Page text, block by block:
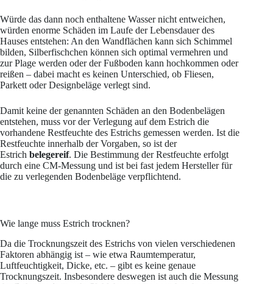
Würde das dann noch enthaltene Wasser nicht entweichen,
würden enorme Schäden im Laufe der Lebensdauer des
Hauses entstehen: An den Wandflächen kann sich Schimmel
bilden, Silberfischchen können sich optimal vermehren und
zur Plage werden oder der Fußboden kann hochkommen oder
reißen – dabei macht es keinen Unterschied, ob Fliesen,
Parkett oder Designbeläge verlegt sind.
Damit keine der genannten Schäden an den Bodenbelägen
entstehen, muss vor der Verlegung auf dem Estrich die
vorhandene Restfeuchte des Estrichs gemessen werden. Ist die
Restfeuchte innerhalb der Vorgaben, so ist der
Estrich belegereif. Die Bestimmung der Restfeuchte erfolgt
durch eine CM-Messung und ist bei fast jedem Hersteller für
die zu verlegenden Bodenbeläge verpflichtend.
Wie lange muss Estrich trocknen?
Da die Trocknungszeit des Estrichs von vielen verschiedenen
Faktoren abhängig ist – wie etwa Raumtemperatur,
Luftfeuchtigkeit, Dicke, etc. – gibt es keine genaue
Trocknungszeit. Insbesondere deswegen ist auch die Messung